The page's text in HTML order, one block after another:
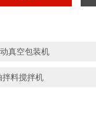
真空包装机
料搅拌机